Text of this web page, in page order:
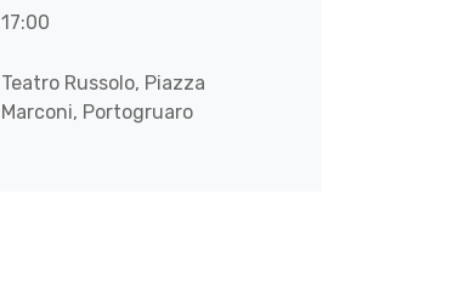
17:00
Teatro Russolo, Piazza
Marconi, Portogruaro